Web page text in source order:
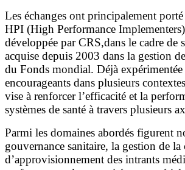
Les échanges ont principalement
HPI (High Performance
développée par CRS,dans le cadre de
acquise depuis 2003 dans la gestion
du Fonds mondial. Déjà expérimentée
encourageants dans plusieurs
vise à renforcer l’efficacité et la
systèmes de santé à travers plusieurs
Parmi les domaines abordés figurent
gouvernance sanitaire, la gestion de la
d’approvisionnement des intrants